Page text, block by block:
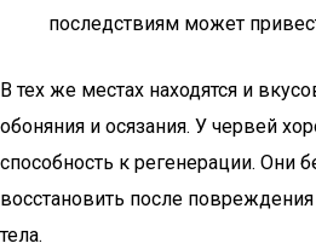
последствиям может
В тех же местах находятся и
обоняния и осязания. У червей
способность к регенерации. Они
восстановить после
тела.